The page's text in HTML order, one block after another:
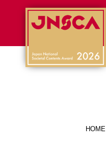
HOME